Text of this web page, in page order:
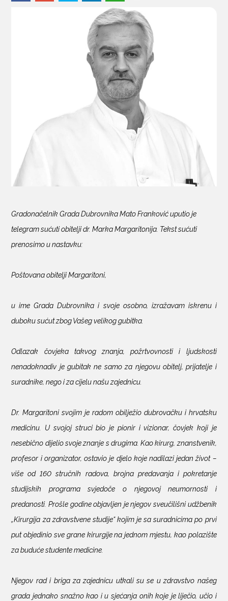
KONTAKTI
Gradonačelnik Grada Dubrovnika Mato Franković uputio je
telegram sućuti obitelji dr. Marka Margaritonija. Tekst sućuti
prenosimo u nastavku:
Poštovana obitelji Margaritoni,
u ime Grada Dubrovnika i svoje osobno, izražavam iskrenu i
duboku sućut zbog Vašeg velikog gubitka.
Odlazak čovjeka takvog znanja, požrtvovnosti i ljudskosti
nenadoknadiv je gubitak ne samo za njegovu obitelj, prijatelje i
suradnike, nego i za cijelu našu zajednicu.
Dr. Margaritoni svojim je radom obilježio dubrovačku i hrvatsku
medicinu. U svojoj struci bio je pionir i vizionar, čovjek koji je
nesebično dijelio svoje znanje s drugima. Kao kirurg, znanstvenik,
profesor i organizator, ostavio je djelo koje nadilazi jedan život –
više od 160 stručnih radova, brojna predavanja i pokretanje
studijskih programa svjedoče o njegovoj neumornosti i
predanosti. Prošle godine objavljen je njegov sveučilišni udžbenik
„Kirurgija za zdravstvene studije“ kojim je sa suradnicima po prvi
put objedinio sve grane kirurgije na jednom mjestu, kao polazište
za buduće studente medicine.
Njegov rad i briga za zajednicu utkali su se u zdravstvo našeg
grada jednako snažno kao i u sjećanja onih koje je liječio, učio i